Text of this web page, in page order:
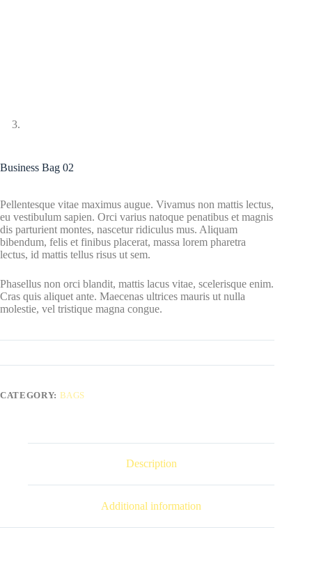
Business Bag 02
Pellentesque vitae maximus augue. Vivamus non mattis lectus,
eu vestibulum sapien. Orci varius natoque penatibus et magnis
dis parturient montes, nascetur ridiculus mus. Aliquam
bibendum, felis et finibus placerat, massa lorem pharetra
lectus, id mattis tellus risus ut sem.
Phasellus non orci blandit, mattis lacus vitae, scelerisque enim.
Cras quis aliquet ante. Maecenas ultrices mauris ut nulla
molestie, vel tristique magna congue.
CATEGORY: BAGS
Description
Additional information